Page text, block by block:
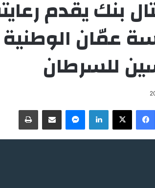
بنك يقدم
عمّان
للسرطان
فيسبوك لينكدإن